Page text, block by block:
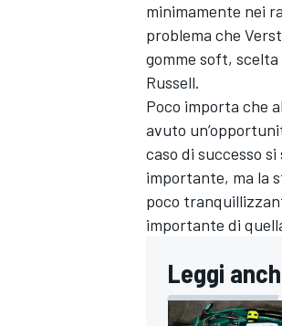
minimamente nei
problema che
gomme soft,
Russell.
Poco importa che
avuto
caso di successo
importante, ma la
poco
importante di
Leggi